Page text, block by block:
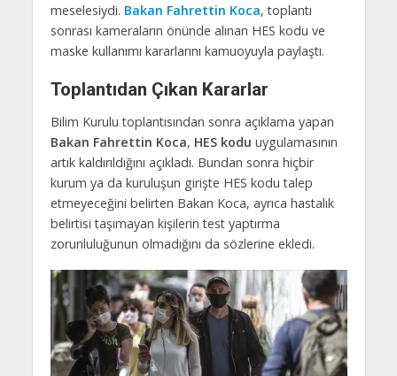
meselesiydi. Bakan Fahrettin Koca, toplantı
sonrası kameraların önünde alınan HES kodu ve
maske kullanımı kararlarını kamuoyuyla paylaştı.
Toplantıdan Çıkan Kararlar
Bilim Kurulu toplantısından sonra açıklama yapan
Bakan Fahrettin Koca, HES kodu uygulamasının
artık kaldırıldığını açıkladı. Bundan sonra hiçbir
kurum ya da kuruluşun girişte HES kodu talep
etmeyeceğini belirten Bakan Koca, ayrıca hastalık
belirtisi taşımayan kişilerin test yaptırma
zorunluluğunun olmadığını da sözlerine ekledi.